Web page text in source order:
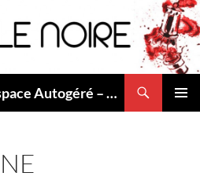
au
contenu
LA GUEULE NOIRE – Espace Autogéré – Saint Etienne